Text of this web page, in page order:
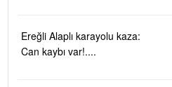
Ereğli Alaplı karayolu kaza:
Can kaybı var!....